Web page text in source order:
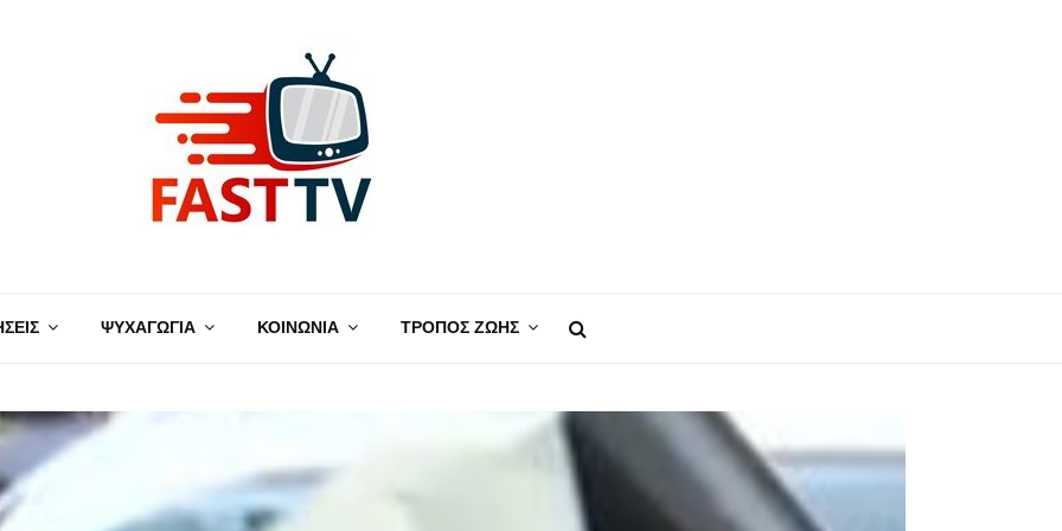
ΨΥΧΑΓΩΓΙΑ ΚΟΙΝΩΝΙΑ ΤΡΟΠΟΣ ΖΩΗΣ